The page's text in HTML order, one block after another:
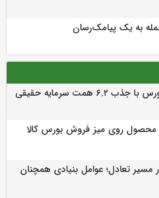
به یک پیامک‌رسان
همت سرمایه حقیقی
تن محصول روی میز فروش بورس کالا
مسیر تعادل؛ عوامل بنیادی همچنان